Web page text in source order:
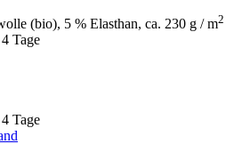
(bio), 5 % Elasthan, ca. 230 g / m2
Tage
Tage